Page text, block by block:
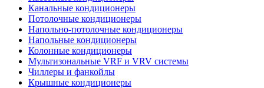
Канальные кондиционеры
Потолочные кондиционеры
Напольно-потолочные кондиционеры
Напольные кондиционеры
Колонные кондиционеры
Мультизональные VRF и VRV системы
Чиллеры и фанкойлы
Крышные кондиционеры